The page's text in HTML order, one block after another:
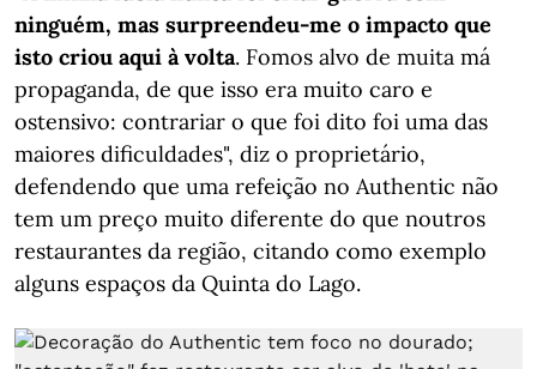
ninguém, mas surpreendeu-me o impacto que
isto criou aqui à volta. Fomos alvo de muita má
propaganda, de que isso era muito caro e
ostensivo: contrariar o que foi dito foi uma das
maiores dificuldades", diz o proprietário,
defendendo que uma refeição no Authentic não
tem um preço muito diferente do que noutros
restaurantes da região, citando como exemplo
alguns espaços da Quinta do Lago.